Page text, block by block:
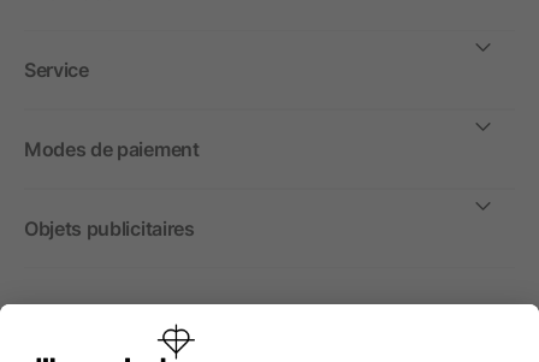
Service
Modes de paiement
Objets publicitaires
International